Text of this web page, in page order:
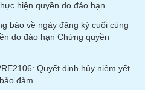
hiện quyền do đáo hạn
báo về ngày đăng ký cuối cùng
do đáo hạn Chứng quyền
Quyết định hủy niêm yết
đảm